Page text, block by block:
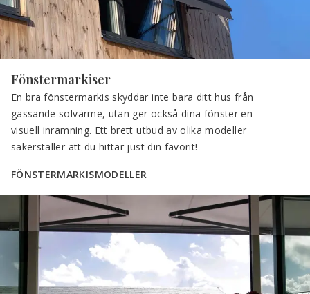
Fönstermarkiser
En bra fönstermarkis skyddar inte bara ditt hus från
gassande solvärme, utan ger också dina fönster en
visuell inramning. Ett brett utbud av olika modeller
säkerställer att du hittar just din favorit!
FÖNSTERMARKISMODELLER